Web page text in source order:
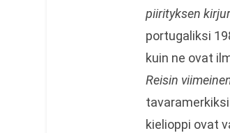
piirityksen
portugaliksi
kuin ne ovat
Reisin
kielioppi ovat